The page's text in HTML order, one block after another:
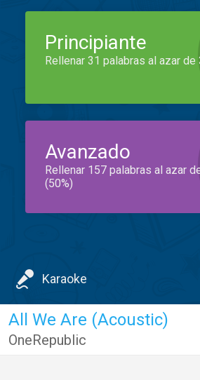
Principiante
Rellenar 31 palabras al azar de
Avanzado
Rellenar 157 palabras al azar
(50%)
Karaoke
All We Are (Acoustic)
OneRepublic